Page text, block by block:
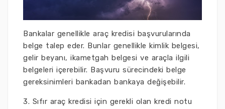
Bankalar genellikle araç kredisi başvurularında
belge talep eder. Bunlar genellikle kimlik belgesi,
gelir beyanı, ikametgah belgesi ve araçla ilgili
belgeleri içerebilir. Başvuru sürecindeki belge
gereksinimleri bankadan bankaya değişebilir.
3. Sıfır araç kredisi için gerekli olan kredi notu